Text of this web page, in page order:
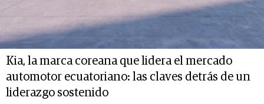
Kia, la marca coreana que lidera el mercado
automotor ecuatoriano: las claves detrás de un
liderazgo sostenido